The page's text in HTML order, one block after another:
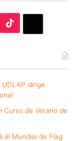
dirige
Curso de Verano de
el Mundial de Flag